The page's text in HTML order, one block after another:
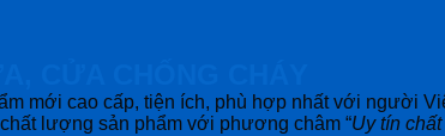
mới cao cấp, tiện ích, phù hợp nhất với người
lượng sản phẩm với phương châm “Uy tín